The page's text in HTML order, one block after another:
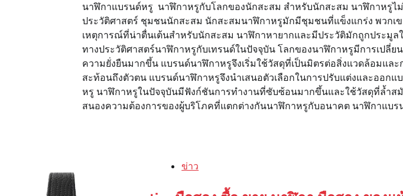
นาฬิกาแบรนด์หรู นาฬิกาหรูกับโลกของนักสะสม สำหรับนักสะสม นาฬิกาหรูไ
ประวัติศาสตร์ ชุมชนนักสะสม นักสะสมนาฬิกาหรูมักมีชุมชนที่แข็งแกร่ง พวกเ
เหตุการณ์ที่น่าตื่นเต้นสำหรับนักสะสม นาฬิกาหายากและมีประวัติมักถูกประ
ทางประวัติศาสตร์นาฬิกาหรูกับเทรนด์ในปัจจุบัน โลกของนาฬิกาหรูมีการเปลี่
ความยั่งยืนมากขึ้น แบรนด์นาฬิกาหรูจึงเริ่มใช้วัสดุที่เป็นมิตรต่อสิ่งแวดล้อมแ
สะท้อนถึงตัวตน แบรนด์นาฬิกาหรูจึงนำเสนอตัวเลือกในการปรับแต่งและออ
หรู นาฬิกาหรูในปัจจุบันมีฟังก์ชันการทำงานที่ซับซ้อนมากขึ้นและใช้วัสดุที่ล้ำ
สนองความต้องการของผู้บริโภคที่แตกต่างกันนาฬิกาหรูกับอนาคต นาฬิกาแบ
ข่าว